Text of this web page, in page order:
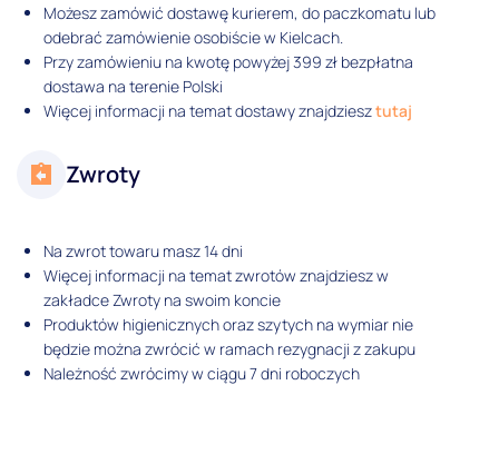
Możesz zamówić dostawę kurierem, do paczkomatu lub
odebrać zamówienie osobiście w Kielcach.
Przy zamówieniu na kwotę powyżej 399 zł bezpłatna
dostawa na terenie Polski
Więcej informacji na temat dostawy znajdziesztutaj
Zwroty
Na zwrot towaru masz 14 dni
Więcej informacji na temat zwrotów znajdziesz w
zakładce Zwroty na swoim koncie
Produktów higienicznych oraz szytych na wymiar nie
będzie można zwrócić w ramach rezygnacji z zakupu
Należność zwrócimy w ciągu 7 dni roboczych